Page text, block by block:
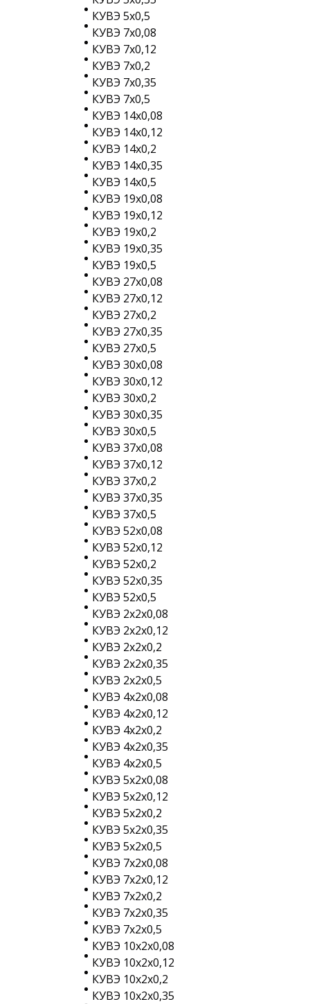
КУВЭ 5х0,5
КУВЭ 7х0,08
КУВЭ 7х0,12
КУВЭ 7х0,2
КУВЭ 7х0,35
КУВЭ 7х0,5
КУВЭ 14х0,08
КУВЭ 14х0,12
КУВЭ 14х0,2
КУВЭ 14х0,35
КУВЭ 14х0,5
КУВЭ 19х0,08
КУВЭ 19х0,12
КУВЭ 19х0,2
КУВЭ 19х0,35
КУВЭ 19х0,5
КУВЭ 27х0,08
КУВЭ 27х0,12
КУВЭ 27х0,2
КУВЭ 27х0,35
КУВЭ 27х0,5
КУВЭ 30х0,08
КУВЭ 30х0,12
КУВЭ 30х0,2
КУВЭ 30х0,35
КУВЭ 30х0,5
КУВЭ 37х0,08
КУВЭ 37х0,12
КУВЭ 37х0,2
КУВЭ 37х0,35
КУВЭ 37х0,5
КУВЭ 52х0,08
КУВЭ 52х0,12
КУВЭ 52х0,2
КУВЭ 52х0,35
КУВЭ 52х0,5
КУВЭ 2х2х0,08
КУВЭ 2х2х0,12
КУВЭ 2х2х0,2
КУВЭ 2х2х0,35
КУВЭ 2х2х0,5
КУВЭ 4х2х0,08
КУВЭ 4х2х0,12
КУВЭ 4х2х0,2
КУВЭ 4х2х0,35
КУВЭ 4х2х0,5
КУВЭ 5х2х0,08
КУВЭ 5х2х0,12
КУВЭ 5х2х0,2
КУВЭ 5х2х0,35
КУВЭ 5х2х0,5
КУВЭ 7х2х0,08
КУВЭ 7х2х0,12
КУВЭ 7х2х0,2
КУВЭ 7х2х0,35
КУВЭ 7х2х0,5
КУВЭ 10х2х0,08
КУВЭ 10х2х0,12
КУВЭ 10х2х0,2
КУВЭ 10х2х0,35